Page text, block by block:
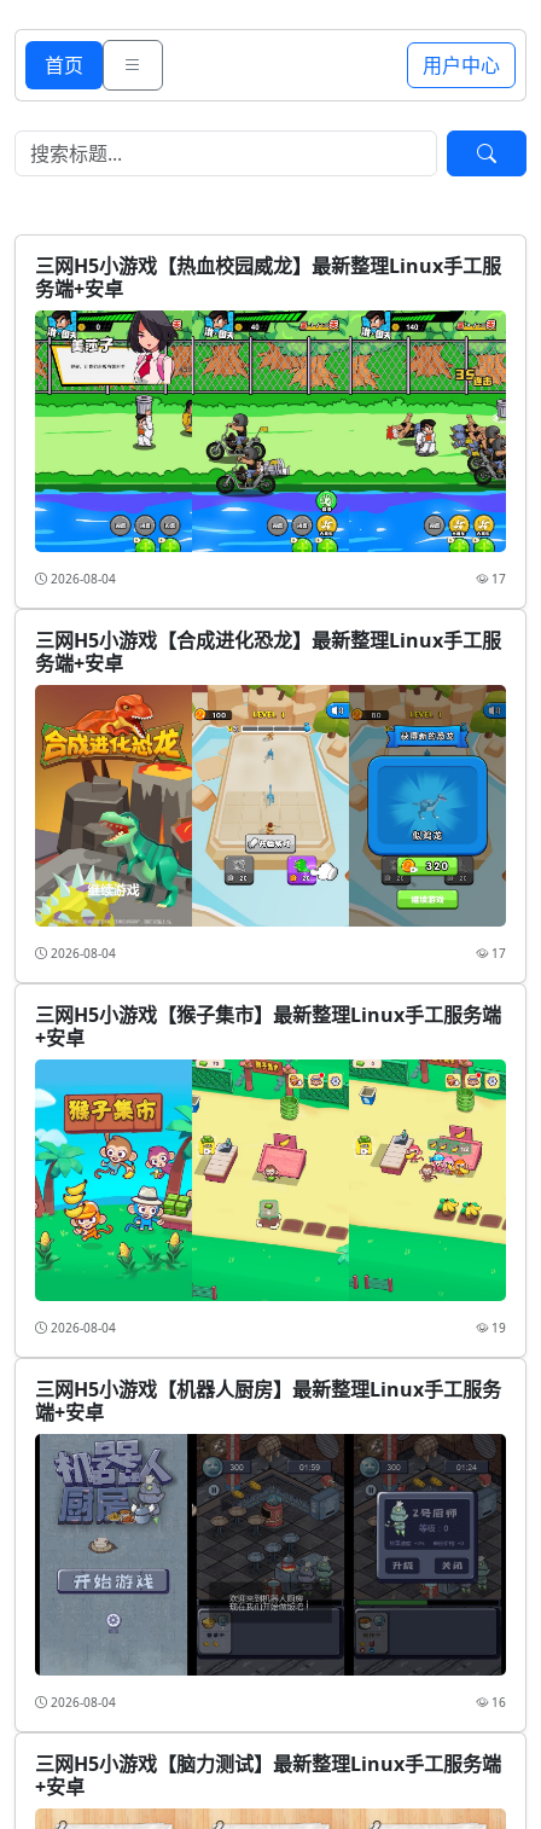
首页 用户中心
三网H5小游戏【热血校园威龙】最新整理Linux手工服
务端+安卓
2026-08-04 17
三网H5小游戏【合成进化恐龙】最新整理Linux手工服
务端+安卓
2026-08-04 17
三网H5小游戏【猴子集市】最新整理Linux手工服务端
+安卓
2026-08-04 19
三网H5小游戏【机器人厨房】最新整理Linux手工服务
端+安卓
2026-08-04 16
三网H5小游戏【脑力测试】最新整理Linux手工服务端
+安卓